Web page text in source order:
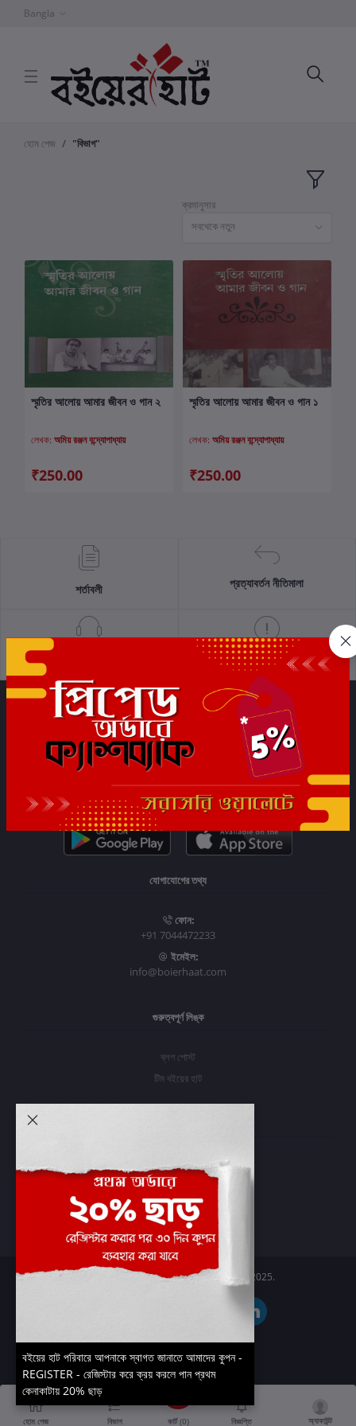
Bangla
হোম পেজ "বিভাগ"
ক্রমানুসার
সবথেকে নতুন
কার্টে যোগ করুন
স্মৃতির আলোয় আমার জীবন ও গান ২
লেখক: অমিয় রঞ্জন বন্দ্যোপাধ্যায়
₹250.00
কার্টে যোগ করুন
স্মৃতির আলোয় আমার জীবন ও গান ১
লেখক: অমিয় রঞ্জন বন্দ্যোপাধ্যায়
₹250.00
শর্তাবলী প্রত্যাবর্তন নীতিমালা
গোপনীয়তা নীতি
সাবস্ক্রাইব
যোগাযোগের তথ্য
ফোন:
+91 7044472233
ইমেইল:
info@boierhaat.com
গুরুত্বপূর্ণ লিঙ্ক
ব্লগ পোস্ট
টিম বইয়ের হাট
প্রবেশ করুন
অর্ডার ইতিহাস
আমার ইচ্ছাগুলি
অর্ডার ট্র্যাকিং
Boier Haat™ | © All rights reserved 2025.
হোম পেজ বিভাগ কার্ট (0) বিজ্ঞপ্তি অ্যাকাউন্ট
বইয়ের হাট পরিবারে আপনাকে স্বাগত জানাতে আমাদের কুপন -
REGISTER - রেজিস্টার করে ক্রয় করলে পান প্রথম
কেনাকাটায় 20% ছাড়